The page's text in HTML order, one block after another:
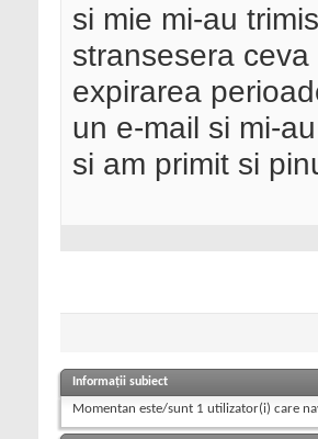
si mie mi-au
stransesera
expirarea
un e-mail si mi-
si am primit si
Informații subiect
Momentan este/sunt 1 utilizator(i) care